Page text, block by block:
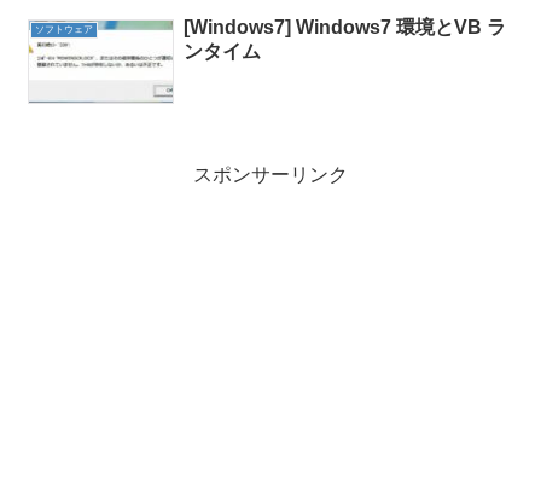
ソフトウェア
[Windows7] Windows7 環境とVB ラ
ンタイム
スポンサーリンク